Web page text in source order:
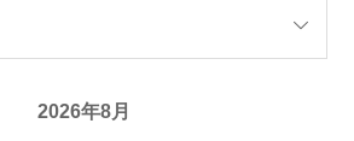
2026年8月